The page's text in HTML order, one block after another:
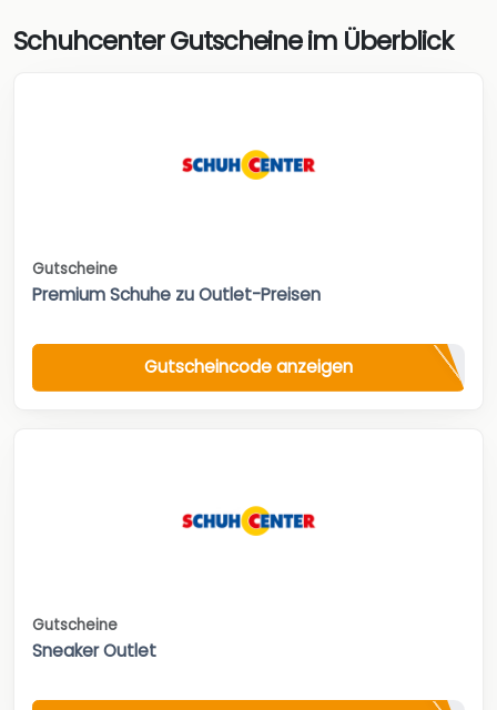
Schuhcenter Gutscheine im Überblick
Gutscheine
Premium Schuhe zu Outlet-Preisen
Gutscheincode anzeigen
Gutscheine
Sneaker Outlet